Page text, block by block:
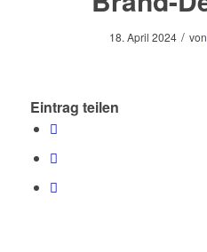
18. April 2024 /
Eintrag teilen